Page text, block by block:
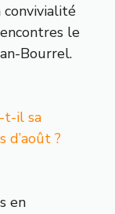
le
Bourrel.
t-il sa
?
en